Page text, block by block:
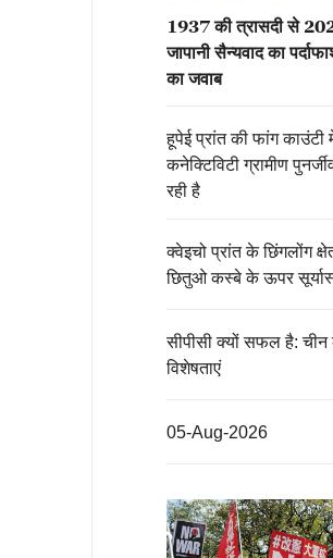
1937 की त्रासदी से
जापानी सैन्यवाद का
का जवाब
हूपेई प्रांत की फांग काउंटी
कनेक्टिविटी ग्रामीण
रही है
क्वेइचो प्रांत के छिंगलोंग
छितुओ कस्बे के ऊपर
सीपीसी क्यों सफल है:
विशेषताएं
05-Aug-2026